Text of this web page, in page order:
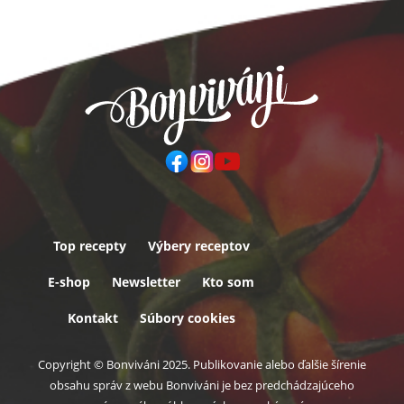
Top recepty Výbery receptov
E-shop Newsletter Kto som
Kontakt Súbory cookies
Copyright © Bonviváni 2025. Publikovanie alebo ďalšie šírenie
obsahu správ z webu Bonviváni je bez predchádzajúceho